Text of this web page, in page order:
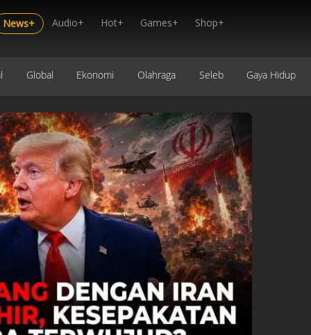
News+ Audio+ Hot+ Games+ Shop+
Global Ekonomi Olahraga Seleb Gaya Hidup